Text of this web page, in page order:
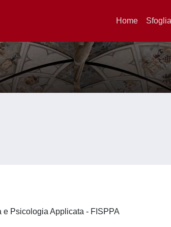
Home Sfoglia
Psicologia Applicata - FISPPA